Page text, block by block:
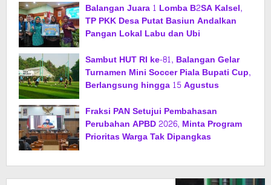
Balangan Juara 1 Lomba B2SA Kalsel,
TP PKK Desa Putat Basiun Andalkan
Pangan Lokal Labu dan Ubi
Sambut HUT RI ke-81, Balangan Gelar
Turnamen Mini Soccer Piala Bupati Cup,
Berlangsung hingga 15 Agustus
Fraksi PAN Setujui Pembahasan
Perubahan APBD 2026, Minta Program
Prioritas Warga Tak Dipangkas